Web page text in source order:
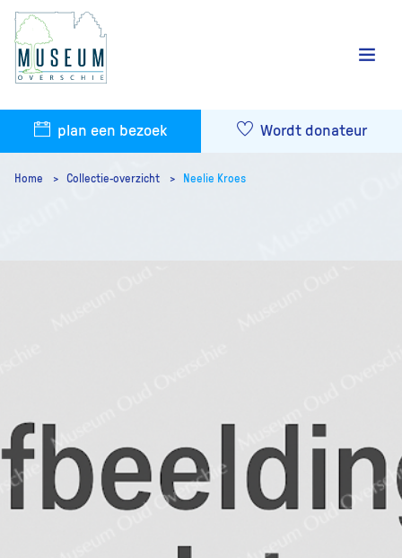
plan een bezoek Wordt donateur
Home Collectie-overzicht Neelie Kroes